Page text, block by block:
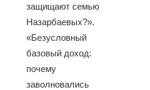
защищают семью
Назарбаевых?».
«Безусловный
базовый доход:
почему
заволновались